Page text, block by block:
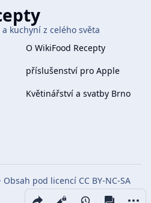
Share this page
Zobrazení
kuchyní z celého světa
O WikiFood Recepty
příslušenství pro Apple
Květinářství a svatby Brno
· Obsah pod licencí CC BY-NC-SA